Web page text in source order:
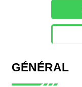
GÉNÉRAL